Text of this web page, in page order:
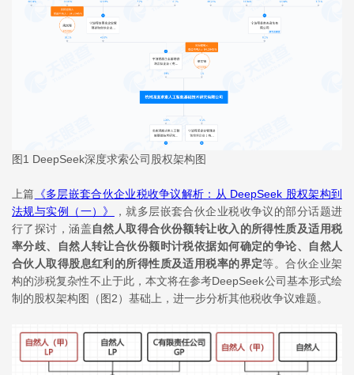
图1 DeepSeek深度求索公司股权架构图
上篇
《多层嵌套合伙企业税收争议解析：从 DeepSeek 股权架构到
法规与实例（一）》
，就多层嵌套合伙企业税收争议的部分话题进
行了探讨，涵盖自然人取得合伙份额转让收入的所得性质及适用税
率分歧、自然人转让合伙份额时计税依据如何确定的争论、自然人
合伙人取得股息红利的所得性质及适用税率的界定等。合伙企业架
构的涉税复杂性不止于此，本文将在参考DeepSeek公司基本形式绘
制的股权架构图（图2）基础上，进一步分析其他税收争议难题。